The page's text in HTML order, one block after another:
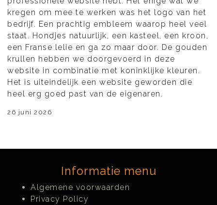
kregen om mee te werken was het logo van het
bedrijf. Een prachtig embleem waarop heel veel
staat. Hondjes natuurlijk, een kasteel, een kroon,
een Franse lelie en ga zo maar door. De gouden
krullen hebben we doorgevoerd in deze
website in combinatie met koninklijke kleuren.
Het is uiteindelijk een website geworden die
heel erg goed past van de eigenaren.
26 juni 2026
Informatie menu
Algemene voorwaarden
Privacy Policy